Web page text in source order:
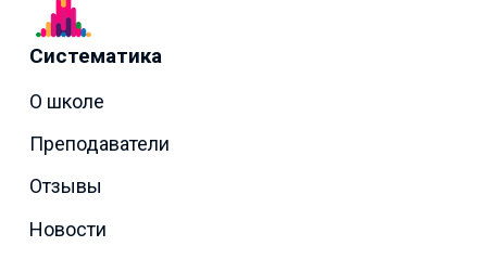
Систематика
О школе
Преподаватели
Отзывы
Новости